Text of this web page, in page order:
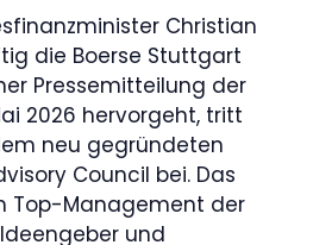
Christian
die Boerse Stuttgart
Pressemitteilung der
2026 hervorgeht, tritt
neu gegründeten
Council bei. Das
Top-Management der
und